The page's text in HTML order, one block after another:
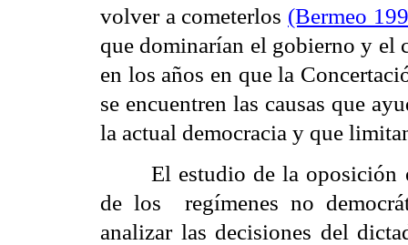
volver a cometerlos (Bermeo
que dominarían el gobierno y el
en los años en que la
se encuentren las causas que
la actual democracia y que
El estudio de la oposición
de los regímenes no
analizar las decisiones del